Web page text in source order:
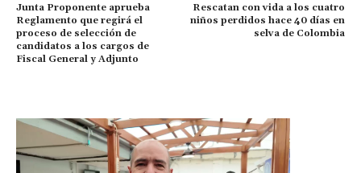
Junta Proponente aprueba
Reglamento que regirá el
proceso de selección de
candidatos a los cargos de
Fiscal General y Adjunto
Rescatan con vida a los cuatro
niños perdidos hace 40 días en
selva de Colombia